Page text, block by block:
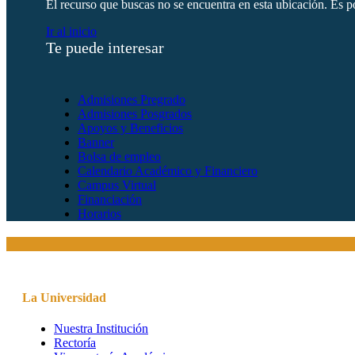
El recurso que buscas no se encuentra en esta ubicación. Es
Ir al inicio
Te puede interesar
Admisiones Pregrado
Admisiones Posgrados
Apoyos y Beneficios
Banner
Bolsa de empleo
Calendario Académico y Financiero
Campus Virtual
Financiación
Horarios
La Universidad
Nuestra Institución
Rectoría